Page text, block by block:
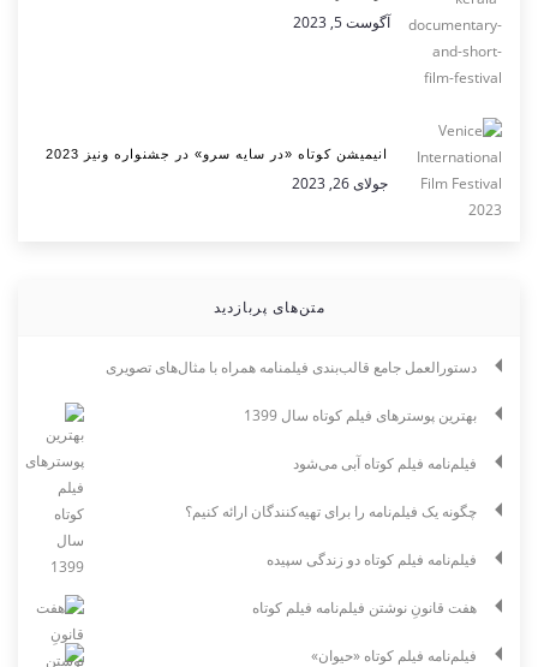
آگوست 5, 2023
انیمیشن کوتاه «در سایه سرو» در جشنواره ونیز 2023
جولای 26, 2023
متن‌های پربازدید
دستورالعمل جامع قالب‌بندی فیلمنامه همراه با مثال‌های تصویری
بهترین پوسترهای فیلم کوتاه سال 1399
فیلم‌نامه فیلم کوتاه آبی می‌شود
چگونه یک فیلم‌نامه را برای تهیه‌کنندگان ارائه کنیم؟
فیلم‌نامه فیلم کوتاه دو زندگی سپیده
هفت قانونِ نوشتن فیلم‌نامه فیلم کوتاه
فیلم‌نامه فیلم کوتاه «حیوان»